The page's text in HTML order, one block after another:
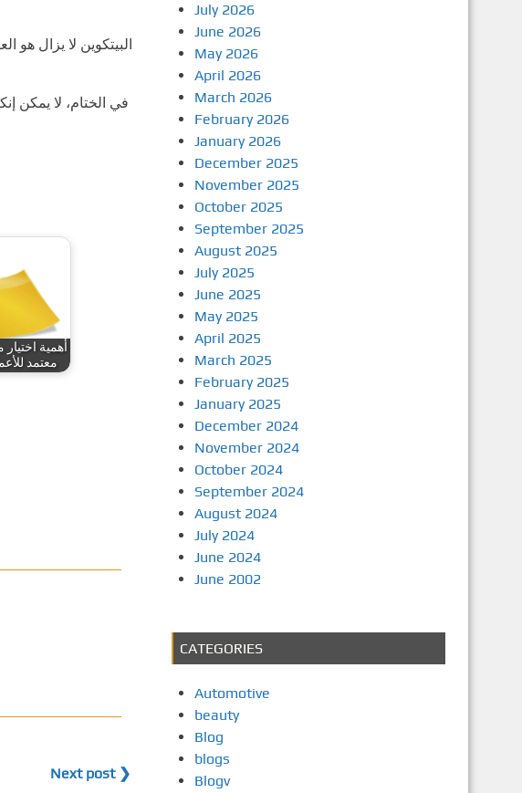
البيتكوين لا يزال هو
في الختام، لا يمكن
أهمية
معتمد
Next post ❯
July 2026
June 2026
May 2026
April 2026
March 2026
February 2026
January 2026
December 2025
November 2025
October 2025
September 2025
August 2025
July 2025
June 2025
May 2025
April 2025
March 2025
February 2025
January 2025
December 2024
November 2024
October 2024
September 2024
August 2024
July 2024
June 2024
June 2002
CATEGORIES
Automotive
beauty
Blog
blogs
Blogv